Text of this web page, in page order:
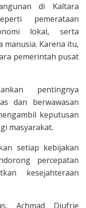
di Kaltara
pemerataan
lokal, serta
Karena itu,
pemerintah pusat
pentingnya
dan berwawasan
keputusan
masyarakat.
setiap kebijakan
percepatan
kesejahteraan
Achmad Djufrie